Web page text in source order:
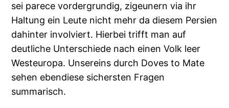
sei parece vordergrundig, zigeunern via ihr
Haltung ein Leute nicht mehr da diesem Persien
dahinter involviert. Hierbei trifft man auf
deutliche Unterschiede nach einen Volk leer
Westeuropa. Unsereins durch Doves to Mate
sehen ebendiese sichersten Fragen
summarisch.